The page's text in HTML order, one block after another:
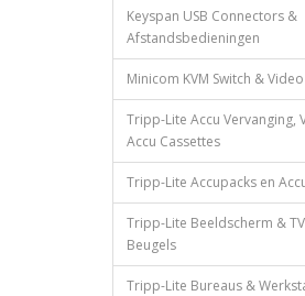
Keyspan USB Connectors &
Afstandsbedieningen
Minicom KVM Switch &
Tripp-Lite Accu Vervanging,
Accu Cassettes
Tripp-Lite Accupacks en
Tripp-Lite Beeldscherm &
Beugels
Tripp-Lite Bureaus &